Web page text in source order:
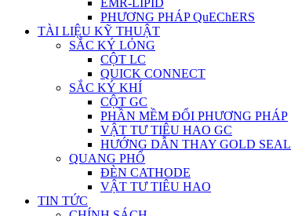
EMR-LIPID
PHƯƠNG PHÁP QuEChERS
TÀI LIỆU KỸ THUẬT
SẮC KÝ LỎNG
CỘT LC
QUICK CONNECT
SẮC KÝ KHÍ
CỘT GC
PHẦN MỀM ĐỔI PHƯƠNG PHÁP
VẬT TƯ TIÊU HAO GC
HƯỚNG DẪN THAY GOLD SEAL
QUANG PHỔ
ĐÈN CATHODE
VẬT TƯ TIÊU HAO
TIN TỨC